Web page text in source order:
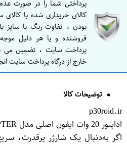
پرداختی شما را در صورت
کالای خریداری شده با
بودن ، تفاوت رنگ یا سایز
فروشنده و یا هر دلیل
پرداخت سایت ، تضمین می
خارج از درگاه پرداخت سایت
توضیحات کالا
p30roid.ir
اداپتور 20 وات ایفون اصلی مدل 20W POWER ADAPTER
اگر به‌دنبال یک شارژر پرقدرت،